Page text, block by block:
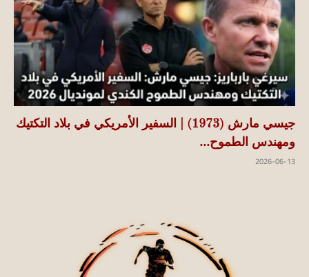
koraapedia
جيسي مارش (1973) | السفير الأمريكي في بلاد التكتيك
ومهندس الطموح...
2026-06-13